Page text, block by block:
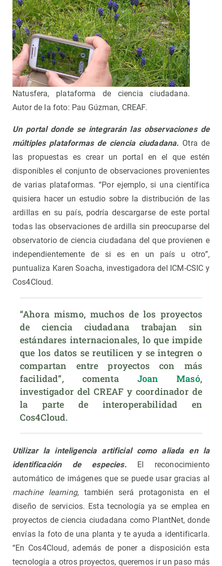
Natusfera, plataforma de ciencia ciudadana.
Autor de la foto: Pau Gúzman, CREAF.
Un portal donde se integrarán las observaciones de
múltiples plataformas de ciencia ciudadana. Otra de
las propuestas es crear un portal en el que estén
disponibles el conjunto de observaciones provenientes
de varias plataformas. “Por ejemplo, si una científica
quisiera hacer un estudio sobre la distribución de las
ardillas en su país, podría descargarse de este portal
todas las observaciones de ardilla sin preocuparse del
observatorio de ciencia ciudadana del que provienen e
independientemente de si es en un país u otro”,
puntualiza Karen Soacha, investigadora del ICM-CSIC y
Cos4Cloud.
“Ahora mismo, muchos de los proyectos
de ciencia ciudadana trabajan sin
estándares internacionales, lo que impide
que los datos se reutilicen y se integren o
compartan entre proyectos con más
facilidad”, comenta Joan Masó,
investigador del CREAF y coordinador de
la parte de interoperabilidad en
Cos4Cloud.
Utilizar la inteligencia artificial como aliada en la
identificación de especies.
El reconocimiento
automático de imágenes que se puede usar gracias al
machine learning, también será protagonista en el
diseño de servicios. Esta tecnología ya se emplea en
proyectos de ciencia ciudadana como PlantNet, donde
envías la foto de una planta y te ayuda a identificarla.
“En Cos4Cloud, además de poner a disposición esta
tecnología a otros proyectos, queremos ir un paso más